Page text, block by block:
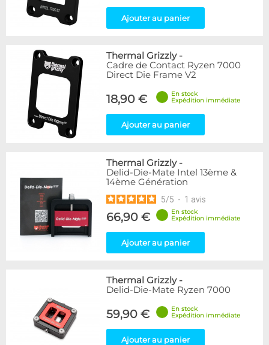
Ajouter au panier
Thermal Grizzly-
Cadre de Contact Ryzen 7000
Direct Die Frame V2
18,90 €
En stock
Expédition immédiate
Ajouter au panier
Thermal Grizzly-
Delid-Die-Mate Intel 13ème &
14ème Génération
5/5 - 1 avis
66,90 €
En stock
Expédition immédiate
Ajouter au panier
Thermal Grizzly-
Delid-Die-Mate Ryzen 7000
59,90 €
En stock
Expédition immédiate
Ajouter au panier